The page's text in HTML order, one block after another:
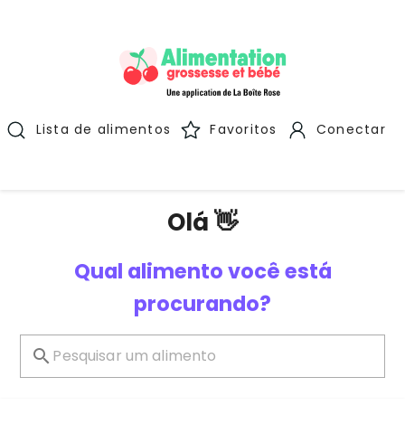
Lista de alimentos Favoritos Conectar
Olá 👋
Qual alimento você está
procurando?